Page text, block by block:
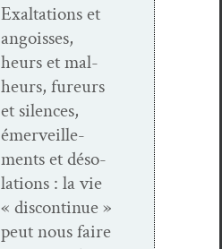
Exal­ta­tions et
angoiss­es,
heurs et mal­
heurs, fureurs
et silences,
émer­veille­
ments et déso­
la­tions : la vie
« dis­con­tin­ue »
peut nous faire